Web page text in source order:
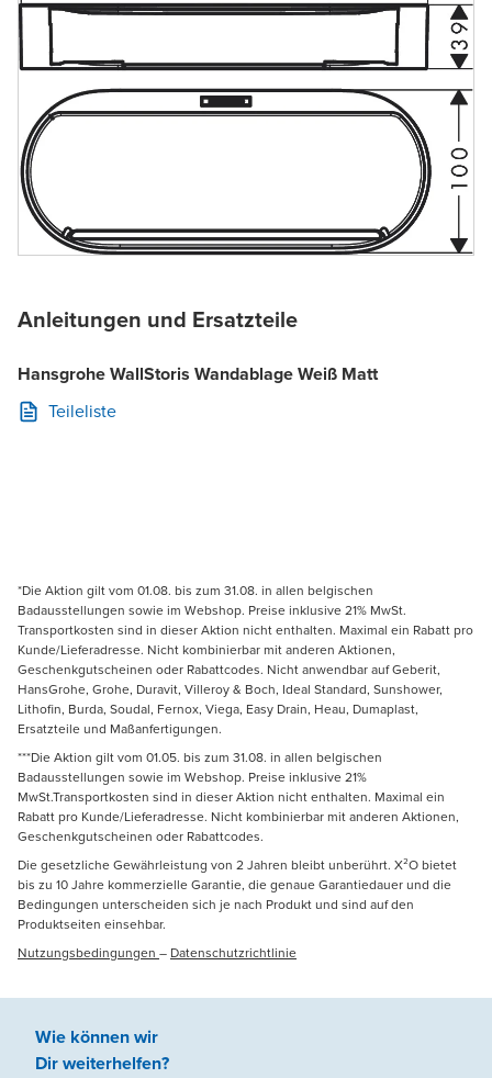
Anleitungen und Ersatzteile
Hansgrohe WallStoris Wandablage Weiß Matt
Teileliste
*Die Aktion gilt vom 01.08. bis zum 31.08. in allen belgischen
Badausstellungen sowie im Webshop. Preise inklusive 21% MwSt.
Transportkosten sind in dieser Aktion nicht enthalten. Maximal ein Rabatt pro
Kunde/Lieferadresse. Nicht kombinierbar mit anderen Aktionen,
Geschenkgutscheinen oder Rabattcodes. Nicht anwendbar auf Geberit,
HansGrohe, Grohe, Duravit, Villeroy & Boch, Ideal Standard, Sunshower,
Lithofin, Burda, Soudal, Fernox, Viega, Easy Drain, Heau, Dumaplast,
Ersatzteile und Maßanfertigungen.
***Die Aktion gilt vom 01.05. bis zum 31.08. in allen belgischen
Badausstellungen sowie im Webshop. Preise inklusive 21%
MwSt.Transportkosten sind in dieser Aktion nicht enthalten. Maximal ein
Rabatt pro Kunde/Lieferadresse. Nicht kombinierbar mit anderen Aktionen,
Geschenkgutscheinen oder Rabattcodes.
Die gesetzliche Gewährleistung von 2 Jahren bleibt unberührt. X²O bietet
bis zu 10 Jahre kommerzielle Garantie, die genaue Garantiedauer und die
Bedingungen unterscheiden sich je nach Produkt und sind auf den
Produktseiten einsehbar.
Nutzungsbedingungen – Datenschutzrichtlinie
Wie können wir
Dir weiterhelfen?